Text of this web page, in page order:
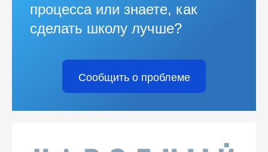
процесса или знаете, как
сделать школу лучше?
Сообщить о проблеме